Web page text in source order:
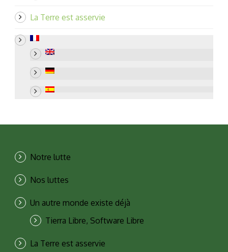
La Terre est asservie
Notre lutte
Nos luttes
Un autre monde existe déjà
Tierra Libre, Software Libre
La Terre est asservie